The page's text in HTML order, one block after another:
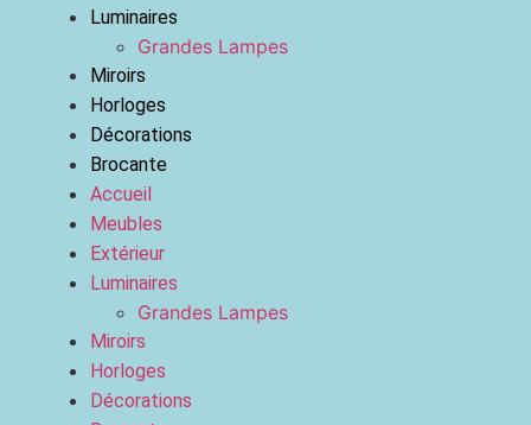
Luminaires
Grandes Lampes
Miroirs
Horloges
Décorations
Brocante
Accueil
Meubles
Extérieur
Luminaires
Grandes Lampes
Miroirs
Horloges
Décorations